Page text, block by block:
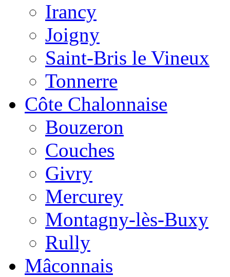
Irancy
Joigny
Saint-Bris le Vineux
Tonnerre
Côte Chalonnaise
Bouzeron
Couches
Givry
Mercurey
Montagny-lès-Buxy
Rully
Mâconnais